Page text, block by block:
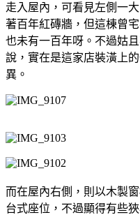
走入屋內，可看見左側一
著百年紅磚牆，但這棟曾
也未有一百年呀。不過姑
說，實在是這家店裝潢上
異。
而在屋內右側，則以木製
台式座位，不過顯得有些狹